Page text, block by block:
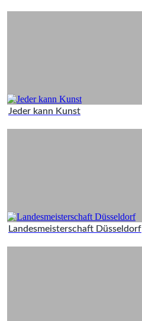
Jeder kann Kunst
Landesmeisterschaft Düsseldorf